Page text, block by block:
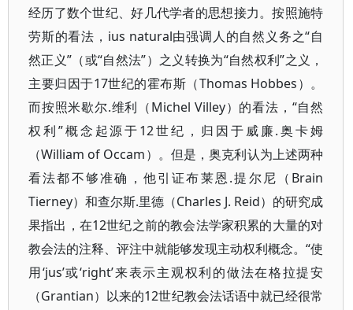
经历了数个世纪、好几代学者的思想接力。按照施特
劳斯的看法，ius natural由强调人的自然义务之“自
然正义”（或“自然法”）之义转换为“自然权利”之义，
主要归因于17世纪的霍布斯（Thomas Hobbes）。
而按照米歇尔.维利（Michel Villey）的看法，“自然
权利”概念起源于12世纪，归因于威廉.奥卡姆
（William of Occam）。但是，奥克利认为上述两种
看法都不够准确，他引证布莱恩.提尔尼（Brain
Tierney）和查尔斯.里德（Charles J. Reid）的研究成
果指出，在12世纪之前的教会法学家积累的大量的对
教会法的注释、评注中就能够发现主动权利概念。“使
用‘jus’或‘right’来表示主观权利的做法在格拉提安
（Grantian）以来的12世纪教会法话语中就已经很常